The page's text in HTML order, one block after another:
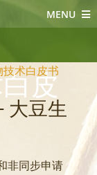
MENU
联盟
皮
技术白皮书
大豆生
非同步申请